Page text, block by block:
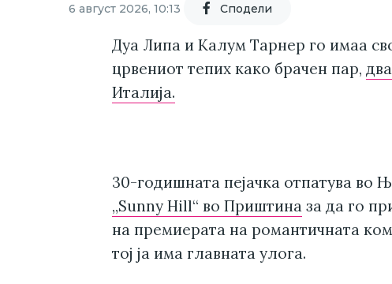
6 август 2026, 10:13 Cподели
Дуа Липа и Калум Тарнер го имаа
црвениот тепих како брачен пар,
Италија.
30-годишната пејачка отпатува во
„Sunny Hill“ во Приштина за да го
на премиерата на романтичната
тој ја има главната улога.